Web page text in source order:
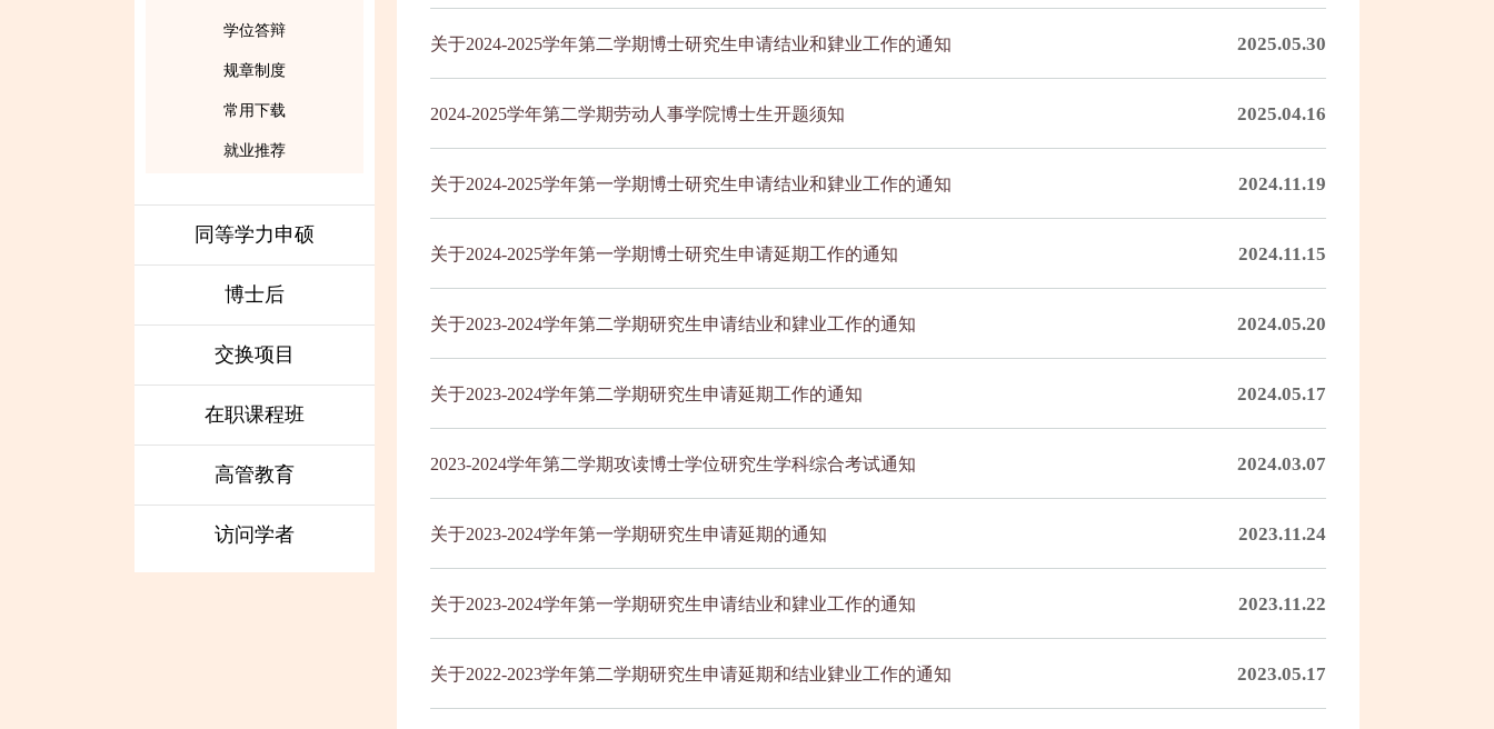
学位答辩
规章制度
常用下载
就业推荐
同等学力申硕
博士后
交换项目
在职课程班
高管教育
访问学者
关于2024-2025学年第二学期博士研究生申请结业和肄业工作的通知 2025.05.30
2024-2025学年第二学期劳动人事学院博士生开题须知 2025.04.16
关于2024-2025学年第一学期博士研究生申请结业和肄业工作的通知 2024.11.19
关于2024-2025学年第一学期博士研究生申请延期工作的通知 2024.11.15
关于2023-2024学年第二学期研究生申请结业和肄业工作的通知 2024.05.20
关于2023-2024学年第二学期研究生申请延期工作的通知 2024.05.17
2023-2024学年第二学期攻读博士学位研究生学科综合考试通知 2024.03.07
关于2023-2024学年第一学期研究生申请延期的通知 2023.11.24
关于2023-2024学年第一学期研究生申请结业和肄业工作的通知 2023.11.22
关于2022-2023学年第二学期研究生申请延期和结业肄业工作的通知 2023.05.17